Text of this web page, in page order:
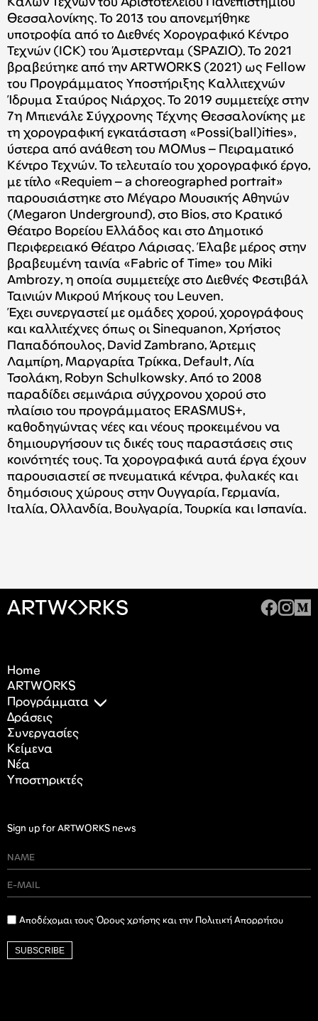
Καλών Τεχνών του Αριστοτέλειου Πανεπιστημίου
Θεσσαλονίκης. Το 2013 του απονεμήθηκε
υποτροφία από το Διεθνές Χορογραφικό Κέντρο
Τεχνών (ICK) του Άμστερνταμ (SPAZIO). To 2021
βραβεύτηκε από την ARTWORKS (2021) ως Fellow
του Προγράμματος Υποστήριξης Καλλιτεχνών
Ίδρυμα Σταύρος Νιάρχος. Το 2019 συμμετείχε στην
7η Mπιενάλε Σύγχρονης Τέχνης Θεσσαλονίκης με
τη χορογραφική εγκατάσταση «Possi(ball)ities»,
ύστερα από ανάθεση του MΟΜus – Πειραματικό
Κέντρο Τεχνών. Το τελευταίο του χορογραφικό έργο,
με τίτλο «Requiem – a choreographed portrait»
παρουσιάστηκε στο Μέγαρο Μουσικής Αθηνών
(Megaron Underground), στο Bios, στο Κρατικό
Θέατρο Βορείου Ελλάδος και στο Δημοτικό
Περιφερειακό Θέατρο Λάρισας. Έλαβε μέρος στην
βραβευμένη ταινία «Fabric of Time» του Miki
Ambrozy, η οποία συμμετείχε στο Διεθνές Φεστιβάλ
Ταινιών Μικρού Μήκους του Leuven.
Έχει συνεργαστεί με ομάδες χορού, χορογράφους
και καλλιτέχνες όπως οι Sinequanon, Χρήστος
Παπαδόπουλος, David Zambrano, Άρτεμις
Λαμπίρη, Μαργαρίτα Τρίκκα, Default, Λία
Τσολάκη, Robyn Schulkowsky. Από το 2008
παραδίδει σεμινάρια σύγχρονου χορού στο
πλαίσιο του προγράμματος ERASMUS+,
καθοδηγώντας νέες και νέους προκειμένου να
δημιουργήσουν τις δικές τους παραστάσεις στις
κοινότητές τους. Τα χορογραφικά αυτά έργα έχουν
παρουσιαστεί σε πνευματικά κέντρα, φυλακές και
δημόσιους χώρους στην Ουγγαρία, Γερμανία,
Ιταλία, Ολλανδία, Βουλγαρία, Τουρκία και Ισπανία.
Home
ARTWORKS
Προγράμματα
Δράσεις
Συνεργασίες
Κείμενα
Nέα
Υποστηρικτές
Sign up for ARTWORKS news
Αποδέχομαι τους Όρους χρήσης και την Πολιτική Απορρήτου
SUBSCRIBE